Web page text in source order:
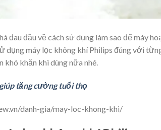
đau đầu về cách sử dụng làm sao để máy
dụng máy lọc không khí Philips đúng với
khó khăn khi dùng nữa nhé.
tăng cường tuổi thọ
danh-gia/may-loc-khong-khi/